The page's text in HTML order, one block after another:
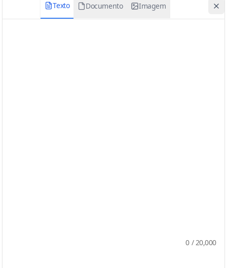
Texto Documento Imagem
0 / 20,000